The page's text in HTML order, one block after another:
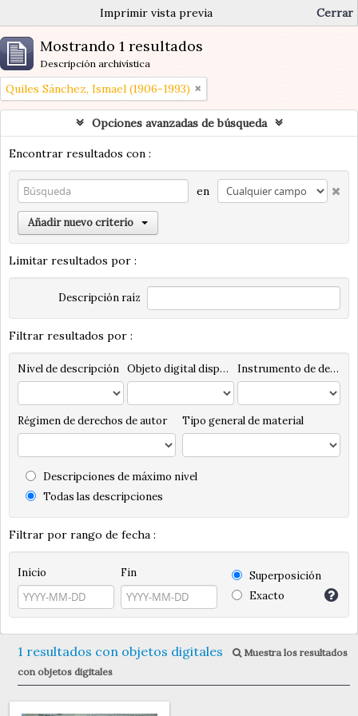
Imprimir vista previa Cerrar
Mostrando 1 resultados
Descripción archivística
Quiles Sánchez, Ismael (1906-1993)
Opciones avanzadas de búsqueda
Encontrar resultados con :
en
Añadir nuevo criterio
Limitar resultados por :
Descripción raíz
Filtrar resultados por :
Nivel de descripción Objeto digital disponibles Instrumento de descripción
Régimen de derechos de autor Tipo general de material
Descripciones de máximo nivel
Todas las descripciones
Filtrar por rango de fecha :
Inicio Fin
Superposición
Exacto
1 resultados con objetos digitales
Muestra los resultados
con objetos digitales